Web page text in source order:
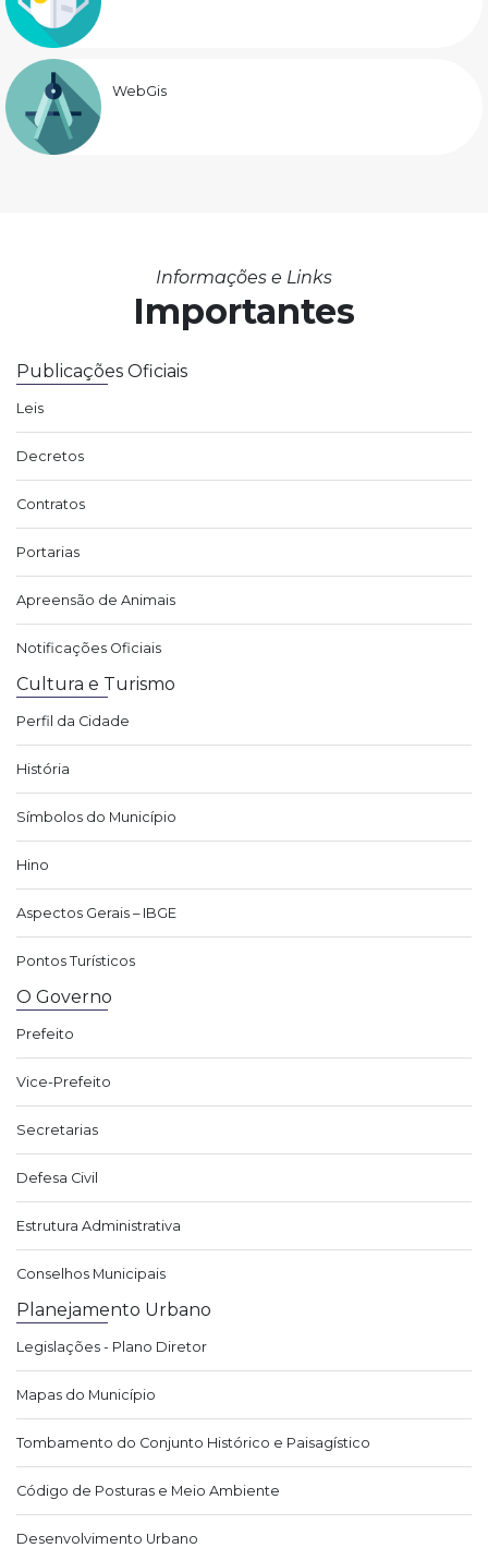
WebGis
Informações e Links
Importantes
Publicações Oficiais
Leis
Decretos
Contratos
Portarias
Apreensão de Animais
Notificações Oficiais
Cultura e Turismo
Perfil da Cidade
História
Símbolos do Município
Hino
Aspectos Gerais – IBGE
Pontos Turísticos
O Governo
Prefeito
Vice-Prefeito
Secretarias
Defesa Civil
Estrutura Administrativa
Conselhos Municipais
Planejamento Urbano
Legislações - Plano Diretor
Mapas do Município
Tombamento do Conjunto Histórico e Paisagístico
Código de Posturas e Meio Ambiente
Desenvolvimento Urbano